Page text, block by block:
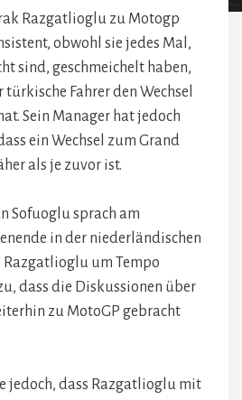
Razgatlioglu zu Motogp
obwohl sie jedes Mal,
sind, geschmeichelt haben,
Fahrer den Wechsel
Sein Manager hat jedoch
ein Wechsel zum Grand
als je zuvor ist.
Sofuoglu sprach am
in der niederländischen
Razgatlioglu um Tempo
dass die Diskussionen über
zu MotoGP gebracht
jedoch, dass Razgatlioglu mit